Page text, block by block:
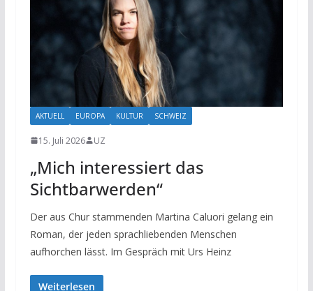
AKTUELL EUROPA KULTUR SCHWEIZ
15. Juli 2026 UZ
„Mich interessiert das
Sichtbarwerden“
Der aus Chur stammenden Martina Caluori gelang ein
Roman, der jeden sprachliebenden Menschen
aufhorchen lässt. Im Gespräch mit Urs Heinz
Weiterlesen